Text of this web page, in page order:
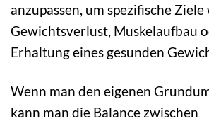
anzupassen, um spezifische Ziele
Gewichtsverlust, Muskelaufbau
Erhaltung eines gesunden
Wenn man den eigenen
kann man die Balance zwischen